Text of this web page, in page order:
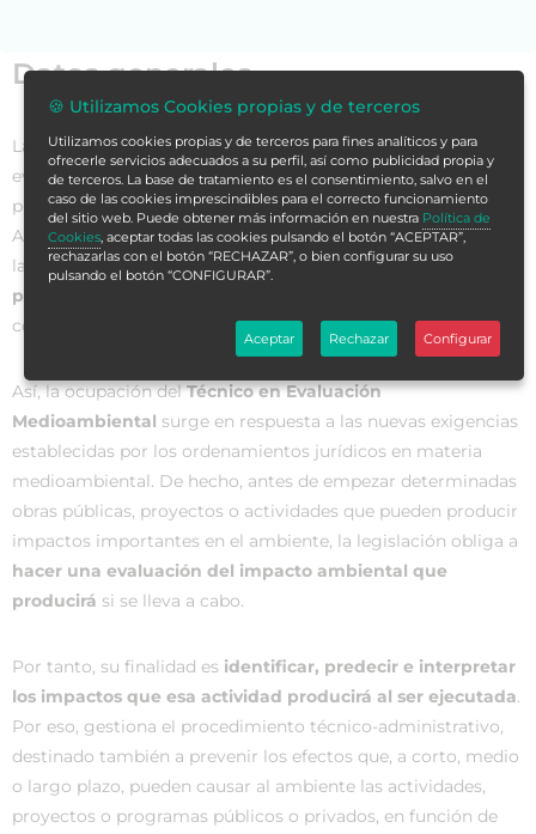
Datos generales
Las constantes modificaciones que afectan a la normativa de
evaluación de impacto ambiental, la heterogeneidad del
procedimiento administrativo en las distintas Comunidades
Autónomas y la permanente preocupación social por reducir
la afección a los distintos proyectosobligan a técnicos y
profesionales a estar permanentemente al día
con la elaboración de estudios de impacto ambiental.
Así, la ocupación delTécnico en Evaluación
Medioambiental surge en respuesta a las nuevas exigencias
establecidas por los ordenamientos jurídicos en materia
medioambiental. De hecho, antes de empezar determinadas
obras públicas, proyectos o actividades que pueden producir
impactos importantes en el ambiente, la legislación obliga a
hacer una evaluación del impacto ambiental que
producirá si se lleva a cabo.
Por tanto, su finalidad es identificar, predecir e interpretar
los impactos que esa actividad producirá al ser ejecutada.
Por eso, gestiona el procedimiento técnico-administrativo,
destinado también a prevenir los efectos que, a corto, medio
o largo plazo, pueden causar al ambiente las actividades,
proyectos o programas públicos o privados, en función de
🍪 Utilizamos Cookies propias y de terceros
Utilizamos cookies propias y de terceros para fines analíticos y para
ofrecerle servicios adecuados a su perfil, así como publicidad propia y
de terceros. La base de tratamiento es el consentimiento, salvo en el
caso de las cookies imprescindibles para el correcto funcionamiento
del sitio web. Puede obtener más información en nuestra Política de
Cookies, aceptar todas las cookies pulsando el botón “ACEPTAR”,
rechazarlas con el botón “RECHAZAR”, o bien configurar su uso
pulsando el botón “CONFIGURAR”.
Aceptar Rechazar Configurar